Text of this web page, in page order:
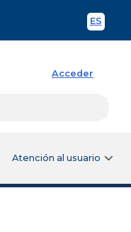
ES
Acceder
Atención al usuario